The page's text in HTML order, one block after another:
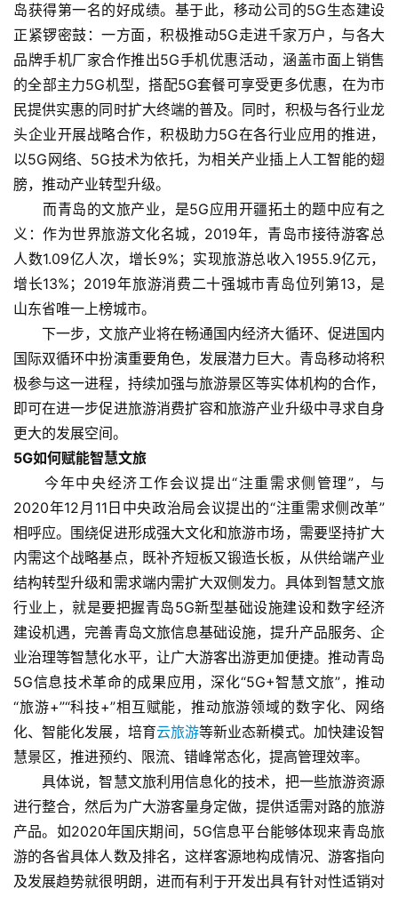
首
页
景
区
二
消
文
旅
融
乡
村
振
岛获得第一名的好成绩。基于此，移动公司的5G生态建设
正紧锣密鼓：一方面，积极推动5G走进千家万户，与各大
品牌手机厂家合作推出5G手机优惠活动，涵盖市面上销售
的全部主力5G机型，搭配5G套餐可享受更多优惠，在为市
民提供实惠的同时扩大终端的普及。同时，积极与各行业龙
头企业开展战略合作，积极助力5G在各行业应用的推进，
以5G网络、5G技术为依托，为相关产业插上人工智能的翅
膀，推动产业转型升级。
而青岛的文旅产业，是5G应用开疆拓土的题中应有之
义：作为世界旅游文化名城，2019年，青岛市接待游客总
人数1.09亿人次，增长9%；实现旅游总收入1955.9亿元，
增长13%；2019年旅游消费二十强城市青岛位列第13，是
山东省唯一上榜城市。
下一步，文旅产业将在畅通国内经济大循环、促进国内
国际双循环中扮演重要角色，发展潜力巨大。青岛移动将积
极参与这一进程，持续加强与旅游景区等实体机构的合作，
即可在进一步促进旅游消费扩容和旅游产业升级中寻求自身
更大的发展空间。
5G如何赋能智慧文旅
今年中央经济工作会议提出“注重需求侧管理”，与
2020年12月11日中央政治局会议提出的“注重需求侧改革”
相呼应。围绕促进形成强大文化和旅游市场，需要坚持扩大
内需这个战略基点，既补齐短板又锻造长板，从供给端产业
结构转型升级和需求端内需扩大双侧发力。具体到智慧文旅
行业上，就是要把握青岛5G新型基础设施建设和数字经济
建设机遇，完善青岛文旅信息基础设施，提升产品服务、企
业治理等智慧化水平，让广大游客出游更加便捷。推动青岛
5G信息技术革命的成果应用，深化“5G+智慧文旅”，推动
“旅游+”“科技+”相互赋能，推动旅游领域的数字化、网络
化、智能化发展，培育云旅游等新业态新模式。加快建设智
慧景区，推进预约、限流、错峰常态化，提高管理效率。
具体说，智慧文旅利用信息化的技术，把一些旅游资源
进行整合，然后为广大游客量身定做，提供适需对路的旅游
产品。如2020年国庆期间，5G信息平台能够体现来青岛旅
游的各省具体人数及排名，这样客源地构成情况、游客指向
及发展趋势就很明朗，进而有利于开发出具有针对性适销对